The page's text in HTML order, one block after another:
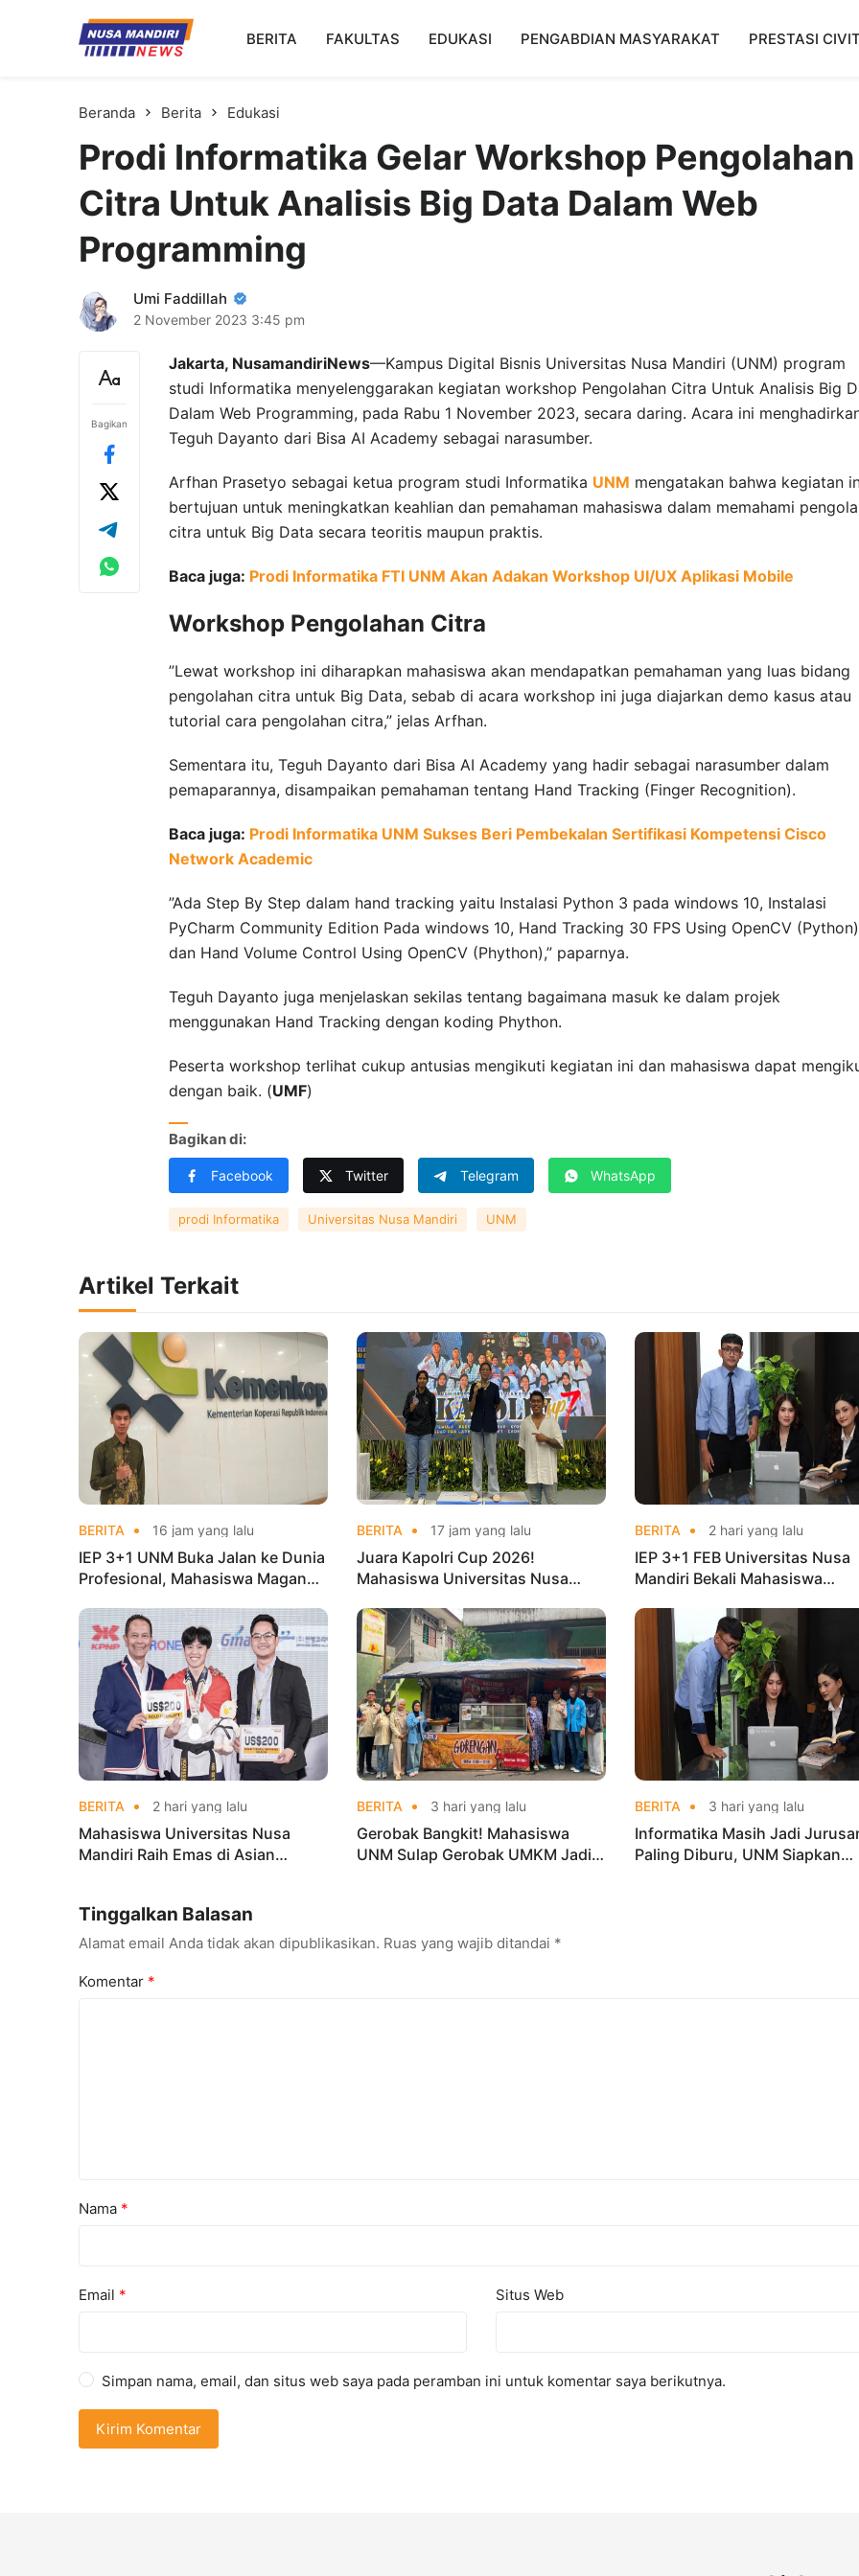
Kampus Digital Bisnis
Universitas Nusa Mandiri
BERITA FAKULTAS EDUKASI PENGABDIAN MASYARAKAT PRESTASI
Beranda Berita Edukasi
Prodi Informatika Gelar Workshop Pengolahan
Citra Untuk Analisis Big Data Dalam Web
Programming
Umi Faddillah
2 November 2023 3:45 pm
Bagikan
Jakarta, NusamandiriNews—Kampus Digital Bisnis Universitas Nusa Mandiri (UNM) program
studi Informatika menyelenggarakan kegiatan workshop Pengolahan Citra Untuk Analisis Big
Dalam Web Programming, pada Rabu 1 November 2023, secara daring. Acara ini
Teguh Dayanto dari Bisa AI Academy sebagai narasumber.
Arfhan Prasetyo sebagai ketua program studi Informatika UNM mengatakan bahwa kegiatan
bertujuan untuk meningkatkan keahlian dan pemahaman mahasiswa dalam memahami
citra untuk Big Data secara teoritis maupun praktis.
Baca juga: Prodi Informatika FTI UNM Akan Adakan Workshop UI/UX Aplikasi Mobile
Workshop Pengolahan Citra
”Lewat workshop ini diharapkan mahasiswa akan mendapatkan pemahaman yang luas bidang
pengolahan citra untuk Big Data, sebab di acara workshop ini juga diajarkan demo kasus atau
tutorial cara pengolahan citra,” jelas Arfhan.
Sementara itu, Teguh Dayanto dari Bisa AI Academy yang hadir sebagai narasumber dalam
pemaparannya, disampaikan pemahaman tentang Hand Tracking (Finger Recognition).
Baca juga: Prodi Informatika UNM Sukses Beri Pembekalan Sertifikasi Kompetensi Cisco
Network Academic
”Ada Step By Step dalam hand tracking yaitu Instalasi Python 3 pada windows 10, Instalasi
PyCharm Community Edition Pada windows 10, Hand Tracking 30 FPS Using OpenCV (Python)
dan Hand Volume Control Using OpenCV (Phython),” paparnya.
Teguh Dayanto juga menjelaskan sekilas tentang bagaimana masuk ke dalam projek
menggunakan Hand Tracking dengan koding Phython.
Peserta workshop terlihat cukup antusias mengikuti kegiatan ini dan mahasiswa dapat
dengan baik. (UMF)
Bagikan di:
Facebook Twitter Telegram WhatsApp
prodi Informatika Universitas Nusa Mandiri UNM
Artikel Terkait
BERITA 16 jam yang lalu
IEP 3+1 UNM Buka Jalan ke Dunia
Profesional, Mahasiswa Magang
BERITA 17 jam yang lalu
Juara Kapolri Cup 2026!
Mahasiswa Universitas Nusa
di Kejurnas Taekwondo
BERITA 2 hari yang lalu
IEP 3+1 FEB Universitas Nusa
Mandiri Bekali Mahasiswa
BERITA 2 hari yang lalu
Mahasiswa Universitas Nusa
Mandiri Raih Emas di Asian
BERITA 3 hari yang lalu
Gerobak Bangkit! Mahasiswa
UNM Sulap Gerobak UMKM Jadi
BERITA 3 hari yang lalu
Informatika Masih Jadi
Paling Diburu, UNM Siapkan
Tinggalkan Balasan
Alamat email Anda tidak akan dipublikasikan. Ruas yang wajib ditandai *
Komentar *
Nama *
Email * Situs Web
Simpan nama, email, dan situs web saya pada peramban ini untuk komentar saya berikutnya.